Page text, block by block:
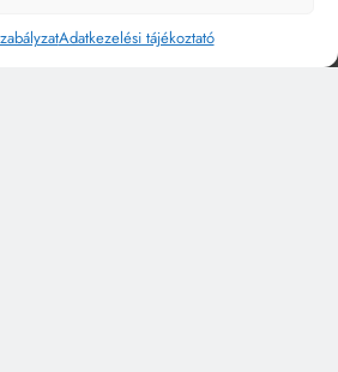
Adatkezelési tájékoztató